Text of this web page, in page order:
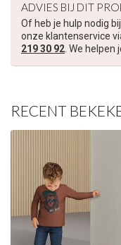
ADVIES BIJ DIT
Of heb je hulp nodig
onze klantenservice
219 30 92. We helpen
RECENT